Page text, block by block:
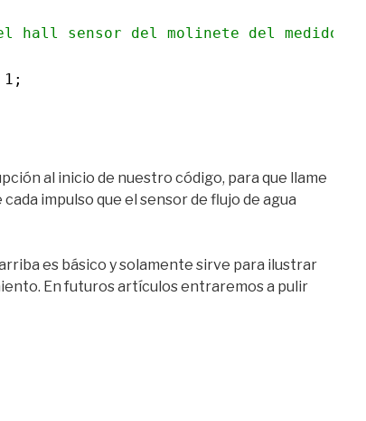
hall sensor del molinete del medidor
1;
al inicio de nuestro código, para que llame
impulso que el sensor de flujo de agua
es básico y solamente sirve para ilustrar
En futuros artículos entraremos a pulir